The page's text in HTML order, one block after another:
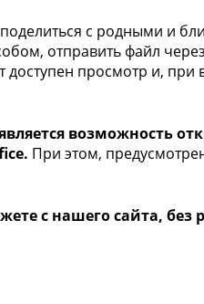
с родными и
отправить файл
доступен просмотр и,
возможность
При этом,
с нашего сайта, без